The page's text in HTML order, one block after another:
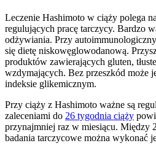
Leczenie Hashimoto w ciąży polega
regulujących pracę tarczycy. Bardzo
odżywiania. Przy
się dietę niskowęglowodanową.
produktów zawierających gluten,
wzdymających. Bez przeszkód może
indeksie glikemicznym.
Przy ciąży z Hashimoto ważne są
zaleceniami do 26 tygodnia ciąży
przynajmniej raz w miesiącu. Między
badania tarczycowe można wykonać